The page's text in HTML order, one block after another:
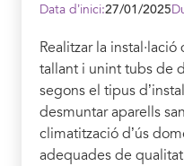
Data d’inici:27/01/2025
Realitzar la
tallant i unint tubs de
segons el tipus
desmuntar aparells
climatització d’ús
adequades de